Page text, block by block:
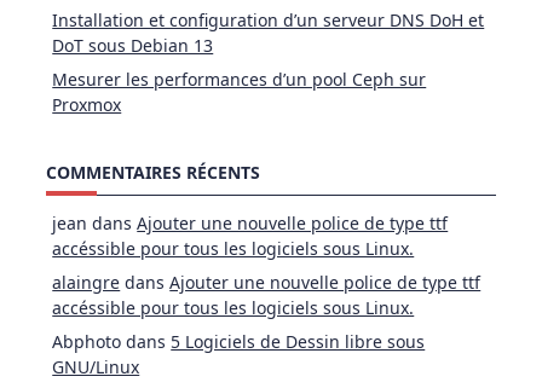
Installation et configuration d’un serveur DNS DoH et
DoT sous Debian 13
Mesurer les performances d’un pool Ceph sur
Proxmox
COMMENTAIRES RÉCENTS
jean dansAjouter une nouvelle police de type ttf
accéssible pour tous les logiciels sous Linux.
alaingre dansAjouter une nouvelle police de type ttf
accéssible pour tous les logiciels sous Linux.
Abphoto dans 5 Logiciels de Dessin libre sous
GNU/Linux